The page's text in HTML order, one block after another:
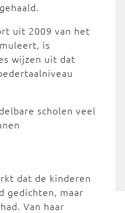
uit 2009 van het
is
wijzen uit dat
scholen veel
dat de kinderen
gedichten, maar
Van haar